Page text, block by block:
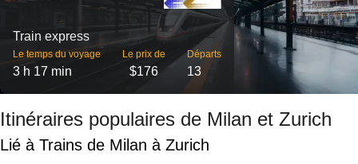
Train express
Le temps du voyage
3 h 17 min
Le prix de
$176
Départs
13
Itinéraires populaires de Milan et Zurich
Lié à Trains de Milan à Zurich